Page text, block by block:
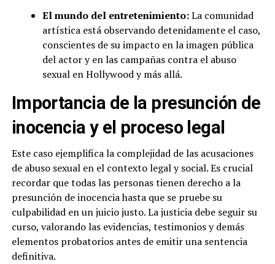
El mundo del entretenimiento:La comunidad
artística está observando detenidamente el caso,
conscientes de su impacto en la imagen pública
del actor y en las campañas contra el abuso
sexual en Hollywood y más allá.
Importancia de la presunción de
inocencia y el proceso legal
Este caso ejemplifica la complejidad de las acusaciones
de abuso sexual en el contexto legal y social. Es crucial
recordar que todas las personas tienen derecho a la
presunción de inocencia hasta que se pruebe su
culpabilidad en un juicio justo. La justicia debe seguir su
curso, valorando las evidencias, testimonios y demás
elementos probatorios antes de emitir una sentencia
definitiva.